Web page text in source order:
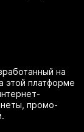
на
этой платформе
промо-